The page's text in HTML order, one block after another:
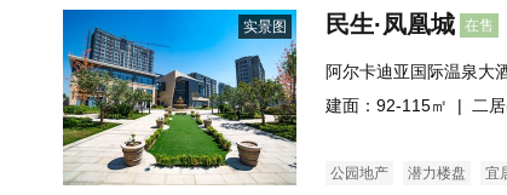
实景图 民生·凤凰城 在售
阿尔卡迪亚国际温泉大
建面：92-115㎡ | 二
公园地产 潜力楼盘 宜